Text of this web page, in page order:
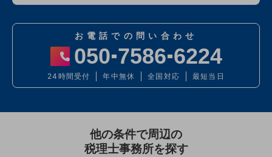
お電話での問い合わせ
050 7586 6224
24時間受付 年中無休 全国対応 最短当日
他の条件で周辺の
税理士事務所を探す